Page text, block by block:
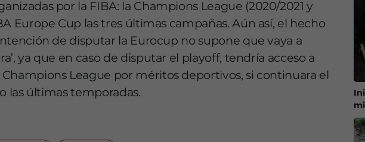
por la FIBA: la Champions League (2020/2021 y
Europe Cup las tres últimas campañas. Aún así, el hecho
de disputar la Eurocup no supone que vaya a
ya que en caso de disputar el playoff, tendría acceso a
League por méritos deportivos, si continuara el
las últimas temporadas.